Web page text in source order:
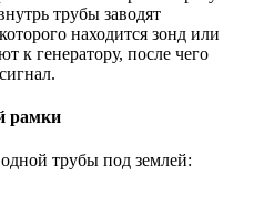
трубы заводят
находится зонд или
к генератору, после чего
рамки